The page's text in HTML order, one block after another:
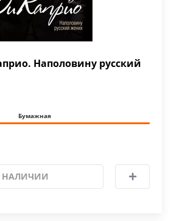
Наполовину русский
Бумажная
НАЛИЧИИ